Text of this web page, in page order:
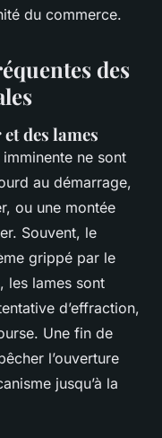
du commerce.
des
des lames
imminente ne sont
au démarrage,
ou une montée
Souvent, le
grippé par le
les lames sont
d’effraction,
Une fin de
l’ouverture
jusqu’à la